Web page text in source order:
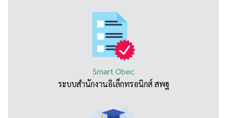
Smart Obec
ระบบสำนักงานอิเล็กทรอนิกส์ สพฐ